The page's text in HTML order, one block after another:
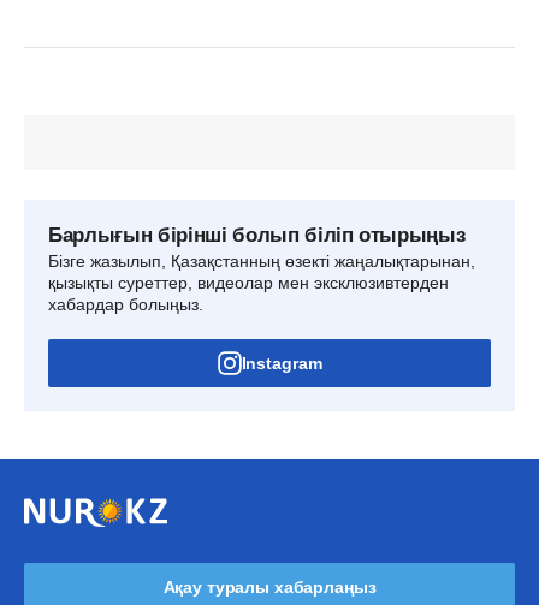
Барлығын бірінші болып біліп отырыңыз
Бізге жазылып, Қазақстанның өзекті жаңалықтарынан,
қызықты суреттер, видеолар мен эксклюзивтерден
хабардар болыңыз.
Instagram
Ақау туралы хабарлаңыз